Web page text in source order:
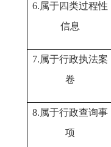
6.属于四类过程性
信息
7.属于行政执法案
卷
8.属于行政查询事
项